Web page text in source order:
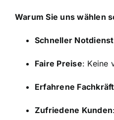
Warum Sie uns wählen
Schneller Notdienst
Faire Preise: Keine
Erfahrene
Zufriedene Kunden